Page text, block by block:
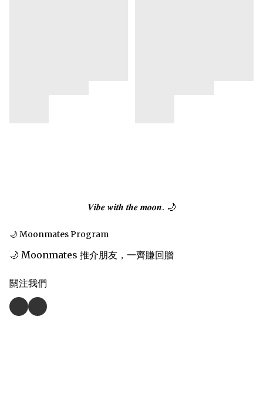
𝑽𝒊𝒃𝒆 𝒘𝒊𝒕𝒉 𝒕𝒉𝒆 𝒎𝒐𝒐𝒏. 🌙
🌙 Moonmates Program
🌙 Moonmates 推介朋友，一齊賺回贈
關注我們